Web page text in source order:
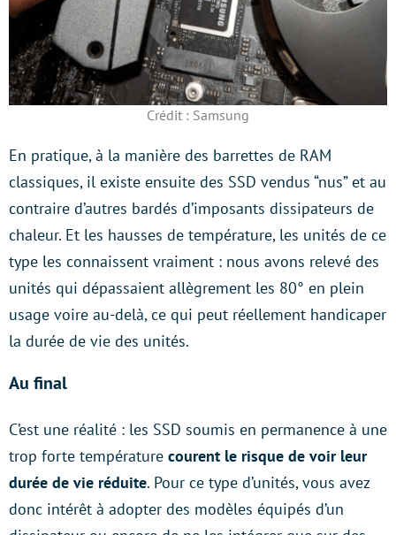
Crédit : Samsung
En pratique, à la manière des barrettes de RAM
classiques, il existe ensuite des SSD vendus “nus” et au
contraire d’autres bardés d’imposants dissipateurs de
chaleur. Et les hausses de température, les unités de ce
type les connaissent vraiment : nous avons relevé des
unités qui dépassaient allègrement les 80° en plein
usage voire au-delà, ce qui peut réellement handicaper
la durée de vie des unités.
Au final
C’est une réalité : les SSD soumis en permanence à une
trop forte température courent le risque de voir leur
durée de vie réduite. Pour ce type d’unités, vous avez
donc intérêt à adopter des modèles équipés d’un